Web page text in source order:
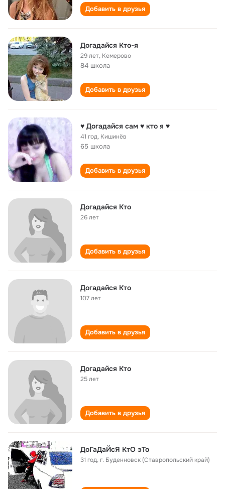
Добавить в друзья
Догадайся Кто-я
29 лет, Кемерово
84 школа
Добавить в друзья
♥ Догадайся сам ♥ кто я ♥
41 год, Кишинёв
65 школа
Добавить в друзья
Догадайся Кто
26 лет
Добавить в друзья
Догадайся Кто
107 лет
Добавить в друзья
Догадайся Кто
25 лет
Добавить в друзья
ДоГаДаЙсЯ КтО эТо
31 год,г. Буденновск (Ставропольский край)